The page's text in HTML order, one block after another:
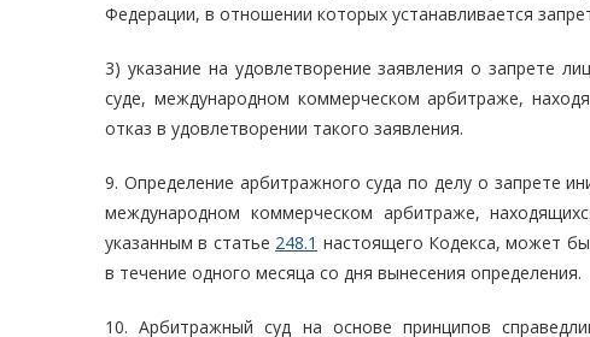
Федерации, в отношении которых устанавливается
3) указание на удовлетворение заявления о запрете
суде, международном коммерческом арбитраже,
отказ в удовлетворении такого заявления.
9. Определение арбитражного суда по делу о запрете
международном коммерческом арбитраже,
указанным в статье 248.1 настоящего Кодекса, может
в течение одного месяца со дня вынесения определения.
10. Арбитражный суд на основе принципов